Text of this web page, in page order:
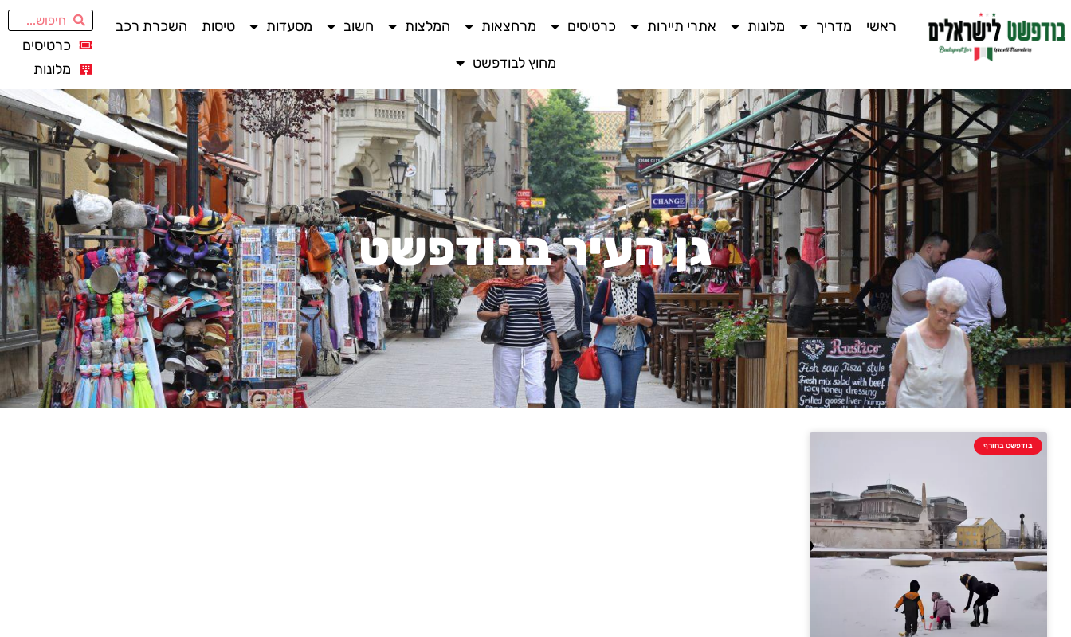
ראשי מדריך מלונות אתרי תיירות כרטיסים מרחצאות המלצות חשוב מסעדות טיסות השכרת רכב
מחוץ לבודפשט
כרטיסים
מלונות
גן העיר בבודפשט
בודפשט בחורף